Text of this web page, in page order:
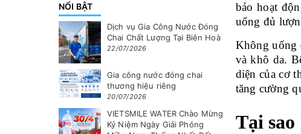
bảo hoạt
uống đủ
Không uống
và khô da.
diện của cơ
tăng cường
Tại
NỔI BẬT
Dịch vụ Gia Công Nước Đóng
Chai Chất Lượng Tại Biên Hoà
22/07/2026
Gia công nước đóng chai
thương hiệu riêng
20/07/2026
VIETSMILE WATER Chào Mừng
Kỷ Niệm Ngày Giải Phóng